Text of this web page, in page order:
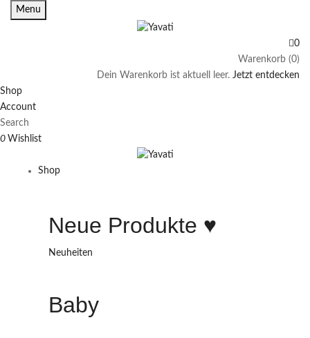
Menu
0
Warenkorb (0)
Dein Warenkorb ist aktuell leer. Jetzt entdecken
Shop
Account
Search
0 Wishlist
Shop
Neue Produkte ♥️
Neuheiten
Baby